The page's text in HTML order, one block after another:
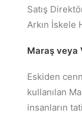
Satış
Arkın İskele
Maraş veya
Eskiden
kullanılan
insanların